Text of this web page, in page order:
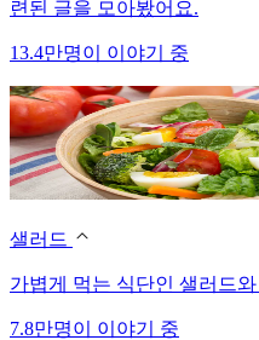
련된 글을 모아봤어요.
13.4만명이 이야기 중
샐러드
가볍게 먹는 식단인 샐러드
7.8만명이 이야기 중